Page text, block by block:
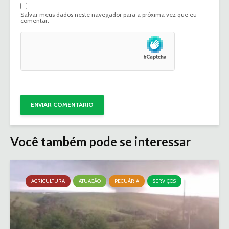
Salvar meus dados neste navegador para a próxima vez que eu
comentar.
Você também pode se interessar
AGRICULTURA ATUAÇÃO PECUÁRIA SERVIÇOS